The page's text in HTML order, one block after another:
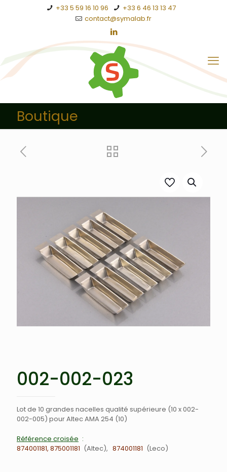
+33 5 59 16 10 96
+33 6 46 13 13 47
contact@symalab.fr
Boutique
002-002-023
Lot de 10 grandes nacelles qualité supérieure (10 x 002-
002-005) pour Altec AMA 254 (10)
Référence croisée
874001181, 875001181
Altec 874001181 Leco